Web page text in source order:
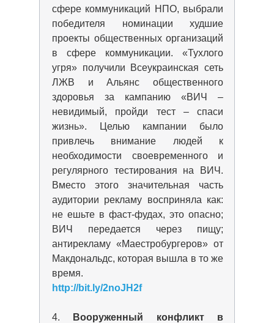
сфере коммуникаций НПО, выбрали
победителя номинации худшие
проекты общественных организаций
в сфере коммуникации. «Тухлого
угря» получили Всеукраинская сеть
ЛЖВ и Альянс общественного
здоровья за кампанию «ВИЧ –
невидимый, пройди тест – спаси
жизнь». Целью кампании было
привлечь внимание людей к
необходимости своевременного и
регулярного тестирования на ВИЧ.
Вместо этого значительная часть
аудитории рекламу восприняла как:
не ешьте в фаст-фудах, это опасно;
ВИЧ передается через пищу;
антирекламу «Маестробургеров» от
Макдональдс, которая вышла в то же
время.
http://bit.ly/2noJH2f
4. Вооруженный конфликт в